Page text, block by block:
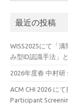
索:
最近の投稿
WISS2025にて「
み型ID認識手法」
2026年度春 中村
ACM CHI 2026 に
Participant